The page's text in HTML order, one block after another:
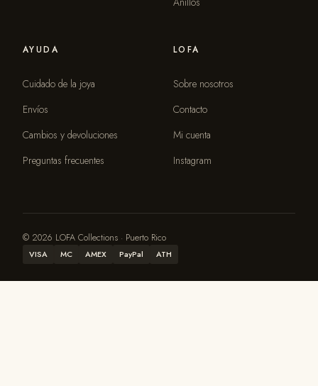
AYUDA
Cuidado de la joya
Envíos
Cambios y devoluciones
Preguntas frecuentes
LOFA
Sobre nosotros
Contacto
Mi cuenta
Instagram
© 2026 LOFA Collections · Puerto Rico
VISA MC AMEX PayPal ATH